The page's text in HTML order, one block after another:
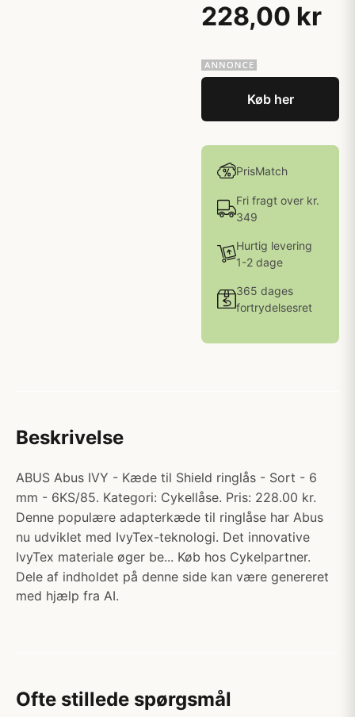
228,00 kr
Køb her
PrisMatch
Fri fragt over kr.
349
Hurtig levering
1-2 dage
365 dages
fortrydelsesret
Beskrivelse
ABUS Abus IVY - Kæde til Shield ringlås - Sort - 6
mm - 6KS/85. Kategori: Cykellåse. Pris: 228.00 kr.
Denne populære adapterkæde til ringlåse har Abus
nu udviklet med IvyTex-teknologi. Det innovative
IvyTex materiale øger be... Køb hos Cykelpartner.
Dele af indholdet på denne side kan være genereret
med hjælp fra AI.
Ofte stillede spørgsmål